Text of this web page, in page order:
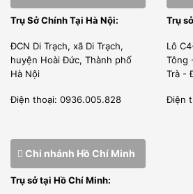
–Chúng tôi là đơn vị nhập khẩu trực
–Đội ngũ nhân sự kỹ thuật viên của
tuyển chọn từ kỹ sư điện lạnh, tay
trường đại học, cao đẳng, sau đó kỹ
Trụ Sở Chính Tại Hà Nội:
ĐCN Di Trạch, xã Di Trạch,
huyện Hoài Đức, Thành phố
Hà Nội
Điện thoại: 0936.005.828
Trụ
Lô
Tông
Trà -
Điện
Chi nhánh Hồ Chí Minh
Trụ sở tại Hồ Chí Minh: